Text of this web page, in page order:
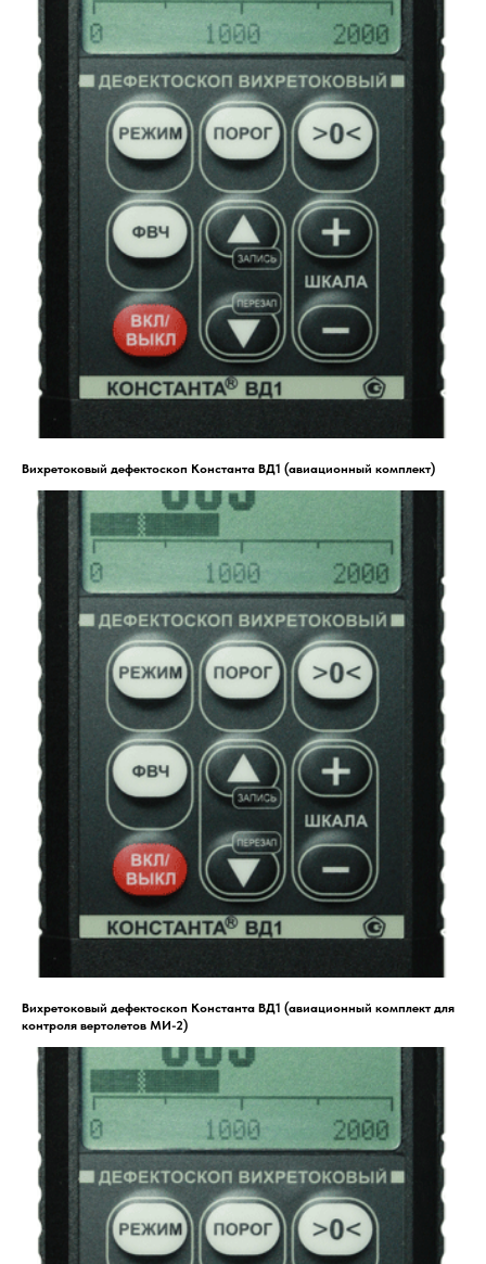
Вихретоковый дефектоскоп Константа ВД1 (авиационный комплект)
Вихретоковый дефектоскоп Константа ВД1 (авиационный комплект для
контроля вертолетов МИ-2)